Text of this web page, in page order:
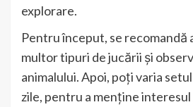
explorare.
Pentru început, se recomandă
multor tipuri de jucării și
animalului. Apoi, poți varia
zile, pentru a menține